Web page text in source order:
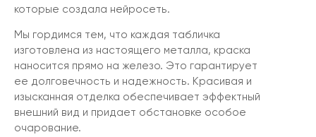
которые создала нейросеть.
Мы гордимся тем, что каждая табличка
изготовлена из настоящего металла, краска
наносится прямо на железо. Это гарантирует
ее долговечность и надежность. Красивая и
изысканная отделка обеспечивает эффектный
внешний вид и придает обстановке особое
очарование.